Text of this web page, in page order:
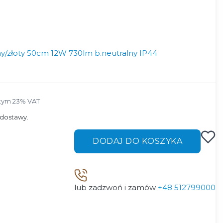
złoty 50cm 12W 730lm b.neutralny IP44
23% VAT
23% VAT
DODAJ DO KOSZYKA
lub zadzwoń i zamów +48 512799000